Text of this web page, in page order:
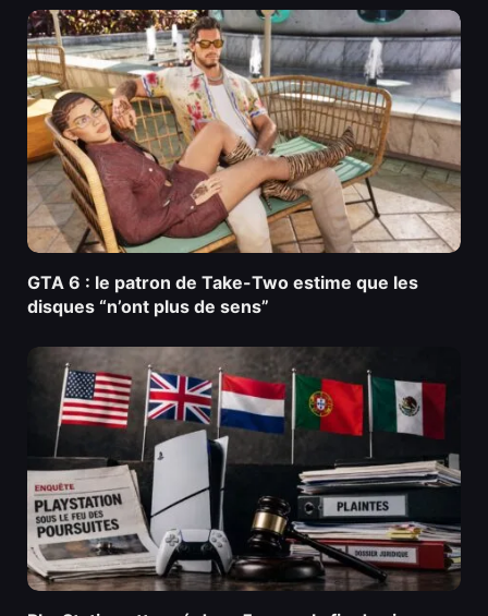
GTA 6 : le patron de Take-Two estime que les
disques “n’ont plus de sens”